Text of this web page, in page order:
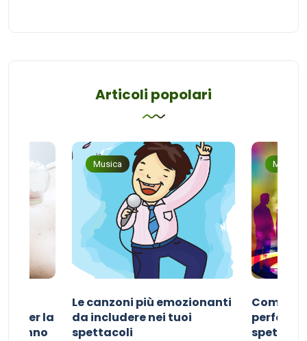
Articoli popolari
per la
sonno
Musica
Le canzoni più emozionanti
da includere nei tuoi
spettacoli
Musica
Come
perfetta